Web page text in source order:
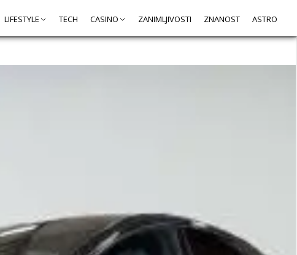
LIFESTYLE TECH CASINO ZANIMLJIVOSTI ZNANOST ASTRO